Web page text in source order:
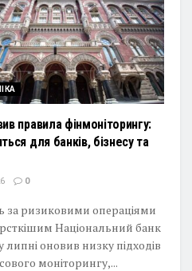
правила фінмоніторингу:
для банків, бізнесу та
0
за ризиковими операціями
Національний банк
липні оновив низку підходів
моніторингу,...